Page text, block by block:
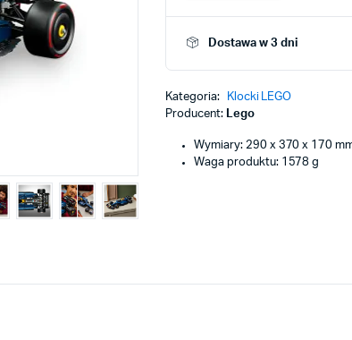
Dostawa w 3 dni
Kategoria:
Klocki LEGO
Producent: Lego
Wymiary: 290 x 370 x 170
Waga produktu: 1578 g